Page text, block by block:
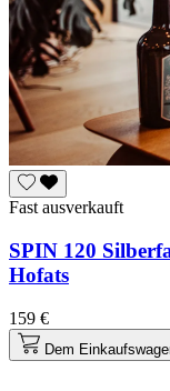
Fast ausverkauft
SPIN 120
Hofats
159 €
Dem